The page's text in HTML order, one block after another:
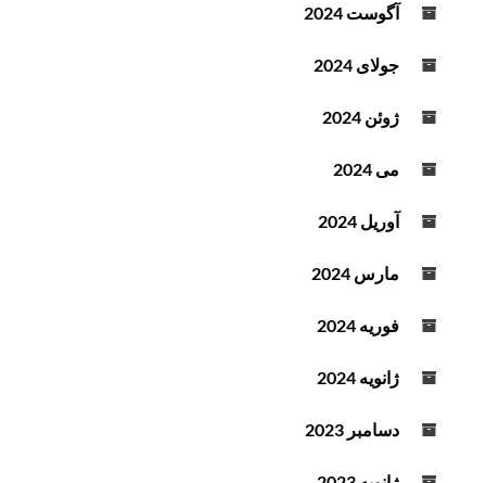
آگوست 2024
جولای 2024
ژوئن 2024
می 2024
آوریل 2024
مارس 2024
فوریه 2024
ژانویه 2024
دسامبر 2023